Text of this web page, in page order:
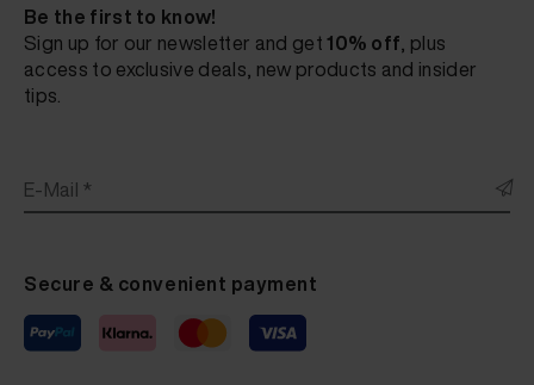
Be the first to know!
Sign up for our newsletter and get10% off, plus
access to exclusive deals, new products and insider
tips.
E-Mail *
Secure & convenient payment